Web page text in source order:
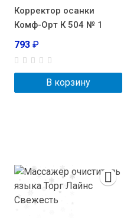
Корректор осанки
Комф-Орт К 504 № 1
793 ₽
В корзину